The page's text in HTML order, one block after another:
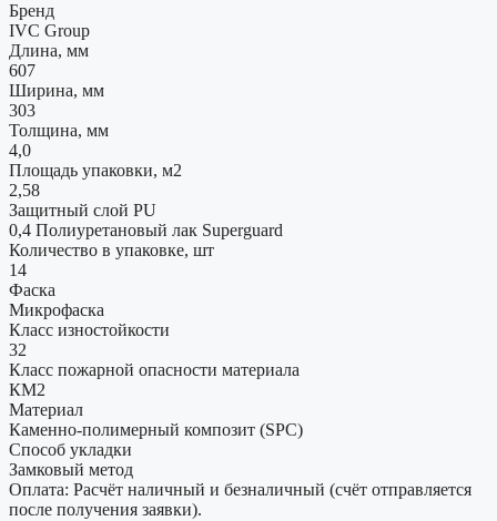
Бренд
IVC Group
Длина, мм
607
Ширина, мм
303
Толщина, мм
4,0
Площадь упаковки, м2
2,58
Защитный слой PU
0,4 Полиуретановый лак Superguard
Количество в упаковке, шт
14
Фаска
Микрофаска
Класс изностойкости
32
Класс пожарной опасности материала
КМ2
Материал
Каменно-полимерный композит (SPC)
Способ укладки
Замковый метод
Оплата: Расчёт наличный и безналичный (счёт отправляется
после получения заявки).